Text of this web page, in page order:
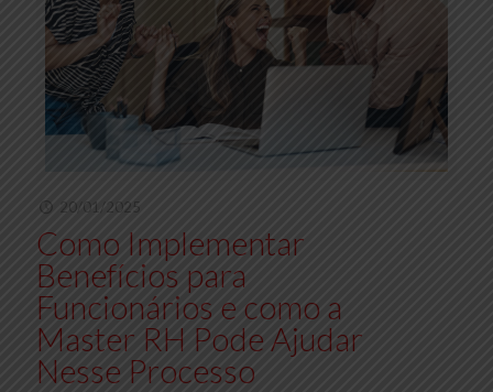
20/01/2025
Como Implementar
Benefícios para
Funcionários e como a
Master RH Pode Ajudar
Nesse Processo